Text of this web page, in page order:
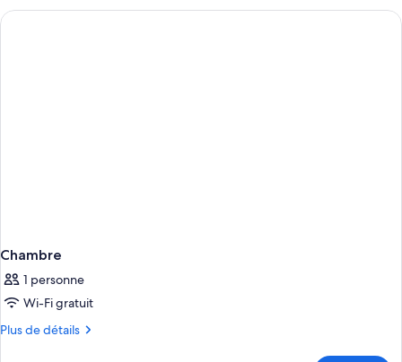
type
de
Chambre
1 personne
Wi-Fi gratuit
Plus de détails
Plus